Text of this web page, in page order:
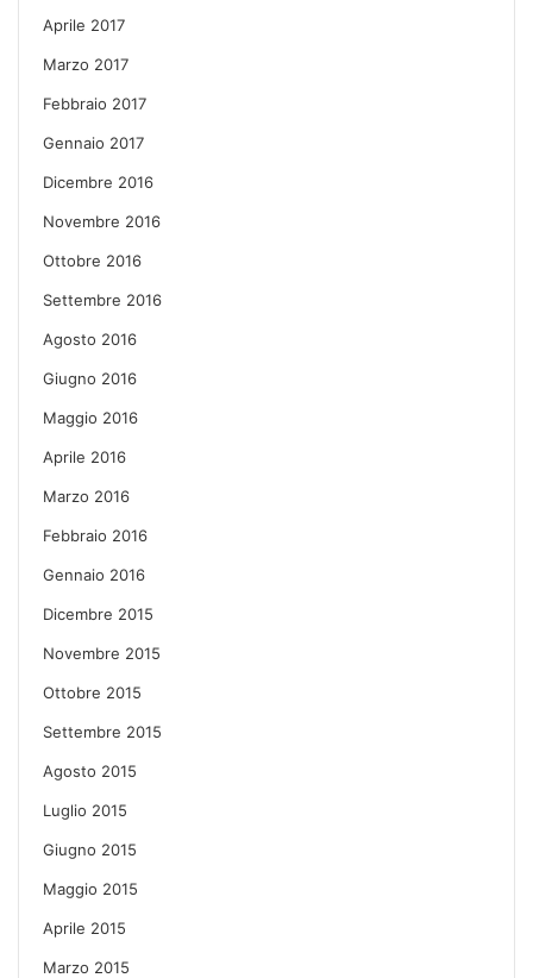
Aprile 2017
Marzo 2017
Febbraio 2017
Gennaio 2017
Dicembre 2016
Novembre 2016
Ottobre 2016
Settembre 2016
Agosto 2016
Giugno 2016
Maggio 2016
Aprile 2016
Marzo 2016
Febbraio 2016
Gennaio 2016
Dicembre 2015
Novembre 2015
Ottobre 2015
Settembre 2015
Agosto 2015
Luglio 2015
Giugno 2015
Maggio 2015
Aprile 2015
Marzo 2015